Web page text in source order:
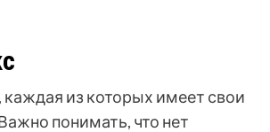
из которых имеет свои
понимать, что нет